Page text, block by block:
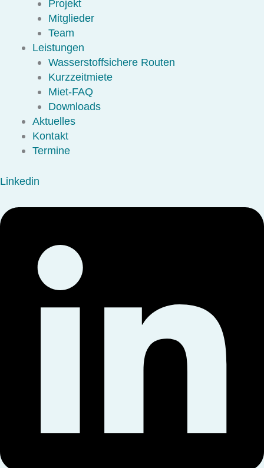
Projekt
Mitglieder
Team
Leistungen
Wasserstoffsichere Routen
Kurzzeitmiete
Miet-FAQ
Downloads
Aktuelles
Kontakt
Termine
Linkedin